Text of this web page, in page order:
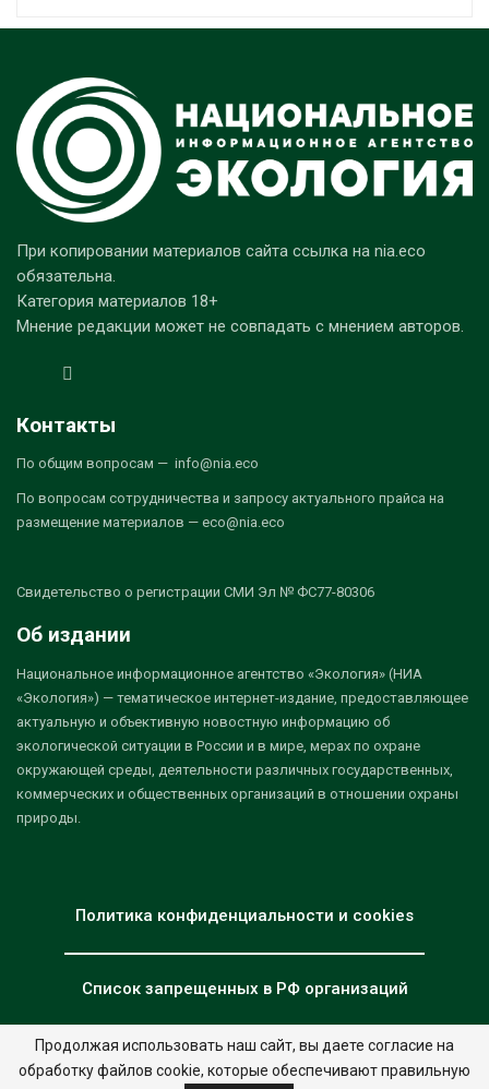
При копировании материалов сайта ссылка на nia.eco
обязательна.
Категория материалов 18+
Мнение редакции может не совпадать с мнением авторов.
Контакты
По общим вопросам — info@nia.eco
По вопросам сотрудничества и запросу актуального прайса на
размещение материалов — eco@nia.eco
Свидетельство о регистрации СМИ Эл № ФС77-80306
Об издании
Национальное информационное агентство «Экология» (НИА
«Экология») — тематическое интернет-издание, предоставляющее
актуальную и объективную новостную информацию об
экологической ситуации в России и в мире, мерах по охране
окружающей среды, деятельности различных государственных,
коммерческих и общественных организаций в отношении охраны
природы.
Политика конфиденциальности и cookies
Список запрещенных в РФ организаций
© 2026 - НИА "Экология". Все права защищены. Дизайн:nia.eco
Продолжая использовать наш сайт, вы даете согласие на
обработку файлов cookie, которые обеспечивают правильную